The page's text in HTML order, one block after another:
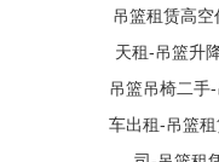
吊篮租赁高空
天租-吊篮升
吊篮吊椅二手
车出租-吊篮